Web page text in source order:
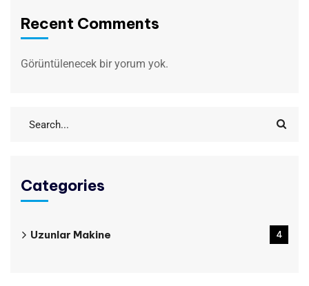
Recent Comments
Görüntülenecek bir yorum yok.
Categories
Uzunlar Makine 4